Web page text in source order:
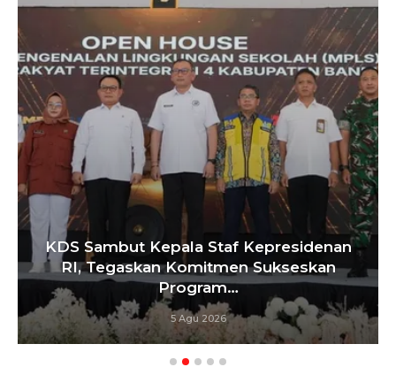
KDS Sambut Kepala Staf Kepresidenan
RI, Tegaskan Komitmen Sukseskan
Program…
5 Agu 2026